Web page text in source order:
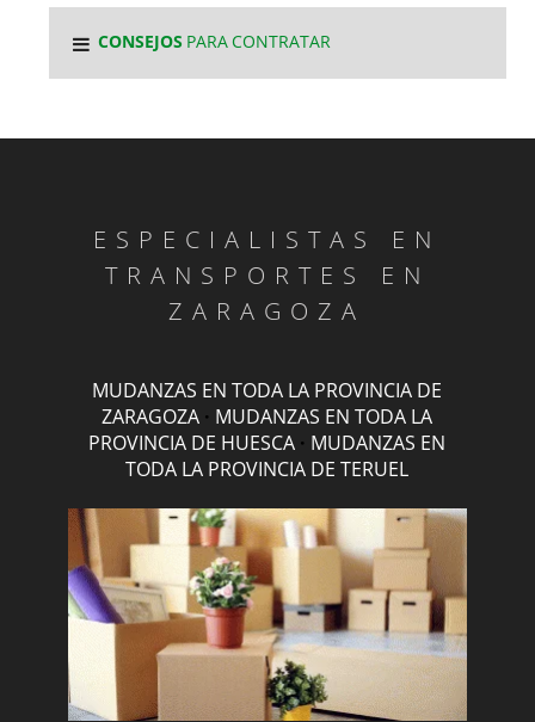
CONSEJOS PARA CONTRATAR
ESPECIALISTAS EN
TRANSPORTES EN
ZARAGOZA
MUDANZAS EN TODA LA PROVINCIA DE
ZARAGOZA · MUDANZAS EN TODA LA
PROVINCIA DE HUESCA · MUDANZAS EN
TODA LA PROVINCIA DE TERUEL